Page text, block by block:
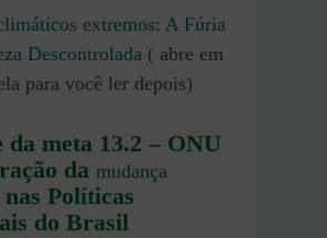
extremos: A Fúria
Descontrolada ( abre em
para você ler depois)
da meta 13.2 – ONU
da mudança
nas Políticas
do Brasil